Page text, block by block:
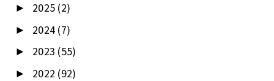
► 2025 (2)
► 2024 (7)
► 2023 (55)
► 2022 (92)